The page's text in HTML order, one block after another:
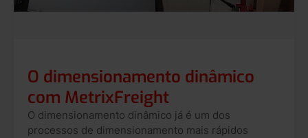
O dimensionamento dinâmico
com MetrixFreight
O dimensionamento dinâmico já é um dos
processos de dimensionamento mais rápidos